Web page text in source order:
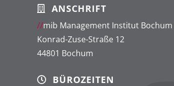
ANSCHRIFT
//mib Management Institut Bochum
Konrad-Zuse-Straße 12
44801 Bochum
BÜROZEITEN